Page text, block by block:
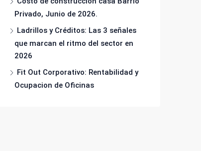
Privado, Junio de 2026.
Ladrillos y Créditos: Las 3 señales
que marcan el ritmo del sector en
2026
Fit Out Corporativo: Rentabilidad y
Ocupacion de Oficinas